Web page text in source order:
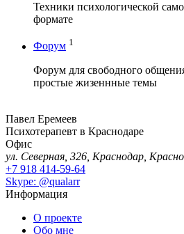
Техники психологической
формате
Форум 1
Форум для свободного
простые жизеннные темы
Павел Еремеев
Психотерапевт в Краснодаре
Офис
ул. Северная, 326, Краснодар,
+7 918 414-59-64
Skype: @qualarr
Информация
О проекте
Обо мне